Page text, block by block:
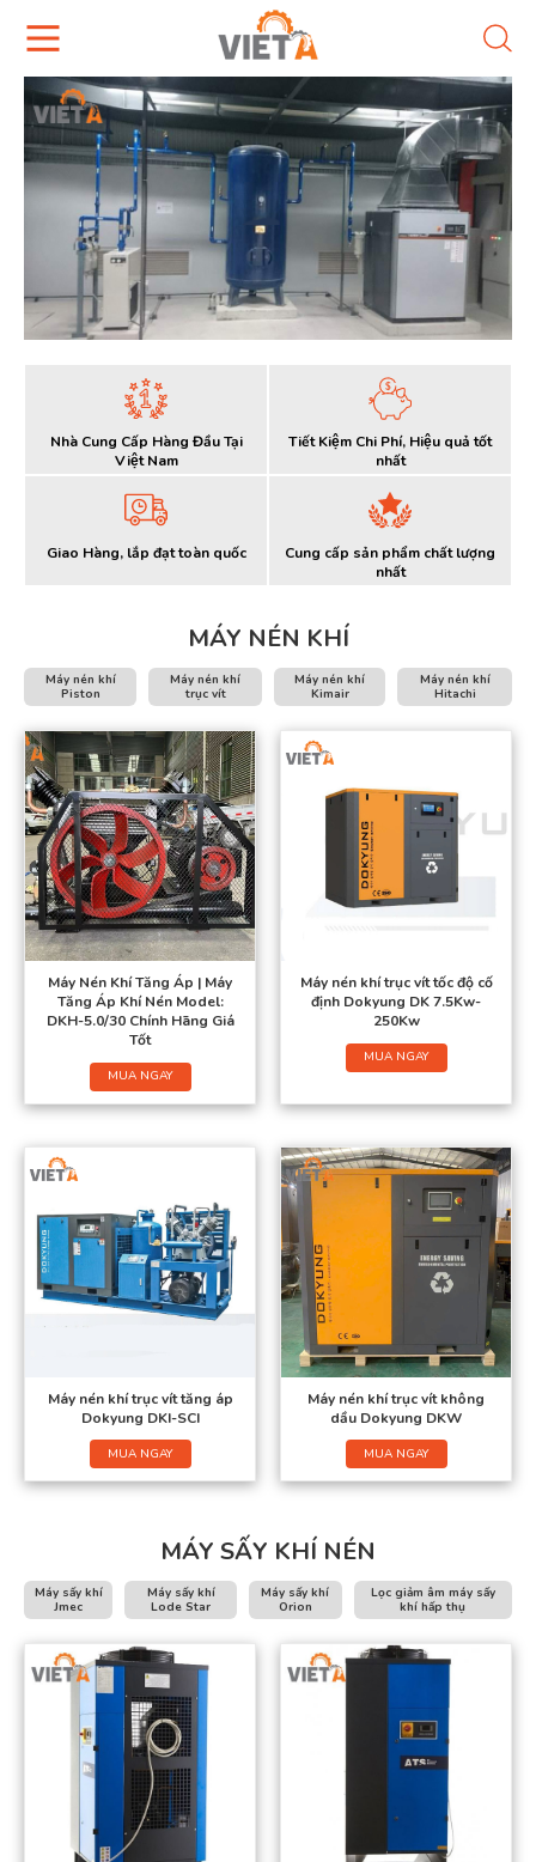
Nhà Cung Cấp Hàng Đầu Tại
Việt Nam
Tiết Kiệm Chi Phí, Hiệu quả tốt
nhất
Giao Hàng, lắp đạt toàn quốc
Cung cấp sản phẩm chất lượng
nhất
MÁY NÉN KHÍ
Máy nén khí
Piston
Máy nén khí
trục vít
Máy nén khí
Kimair
Máy nén khí
Hitachi
Máy Nén Khí Tăng Áp | Máy
Tăng Áp Khí Nén Model:
DKH-5.0/30 Chính Hãng Giá
Tốt
MUA NGAY
Máy nén khí trục vít tốc độ cố
định Dokyung DK 7.5Kw-
250Kw
MUA NGAY
Máy nén khí trục vít tăng áp
Dokyung DKI-SCI
MUA NGAY
Máy nén khí trục vít không
dầu Dokyung DKW
MUA NGAY
MÁY SẤY KHÍ NÉN
Máy sấy khí
Jmec
Máy sấy khí
Lode Star
Máy sấy khí
Orion
Lọc giảm âm máy sấy
khí hấp thụ